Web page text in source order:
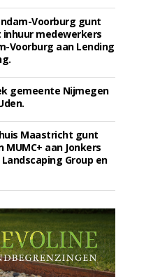
Voorburg gunt
medewerkers
Voorburg aan Lending
gemeente Nijmegen
Maastricht gunt
aan Jonkers
Group en